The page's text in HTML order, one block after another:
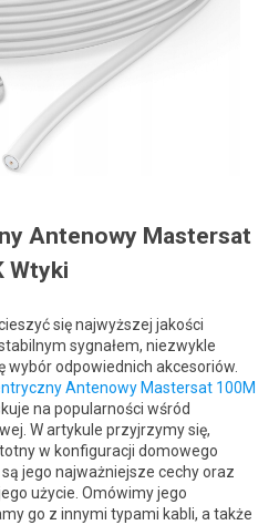
Antenowy Mastersat
Wtyki
się najwyższej jakości
sygnałem, niezwykle
odpowiednich akcesoriów.
Antenowy Mastersat 100M
na popularności wśród
W artykule przyjrzymy się,
w konfiguracji domowego
jego najważniejsze cechy oraz
użycie. Omówimy jego
go z innymi typami kabli, a także